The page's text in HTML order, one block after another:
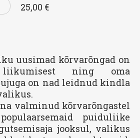
25,00 €
uusimad kõrvarõngad on
liikumisest ning oma
on nad leidnud kindla
valminud kõrvarõngastel
puiduliike
jooksul, valikus